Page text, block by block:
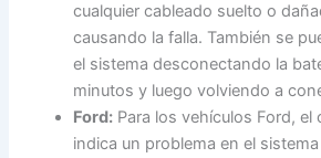
cualquier cableado suelto o
causando la falla. También se
el sistema desconectando la
minutos y luego volviendo a
Ford: Para los vehículos Ford, el
indica un problema en el